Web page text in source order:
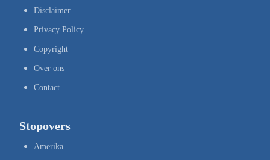
Disclaimer
Privacy Policy
Copyright
Over ons
Contact
Stopovers
Amerika